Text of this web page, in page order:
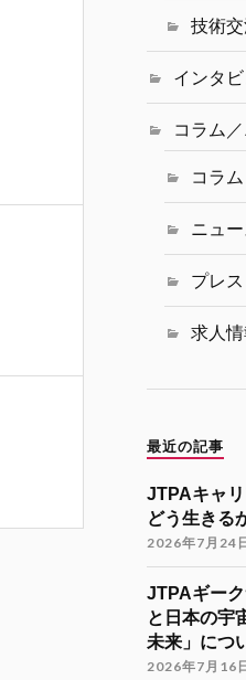
ニア
流会
れま
海外
12月
間）
（登
しま
技術
インタ
コラム
コラム
ニュ
プレ
求人情
最近の記事
JTPAキャ
どう生きる
2026年7月24
JTPAギー
と日本の宇
未来」につ
2026年7月16